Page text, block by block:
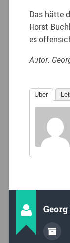
Das hätte
Horst
es
Autor:
Über
Georg